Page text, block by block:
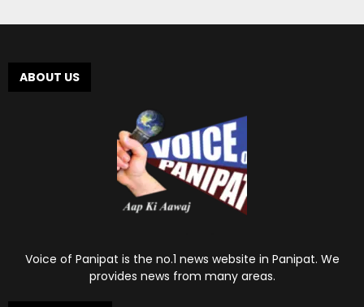
ABOUT US
Voice of Panipat is the no.1 news website in Panipat. We
provides news from many areas.